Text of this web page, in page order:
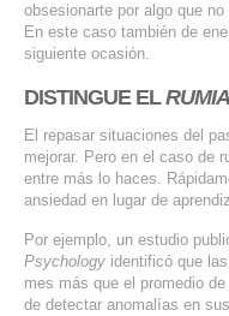
obsesionarte por algo que
En este caso también de
siguiente ocasión.
DISTINGUE EL
El repasar situaciones del
mejorar. Pero en el caso de
entre más lo haces.
ansiedad en lugar de
Por ejemplo, un estudio
Psychology identificó que
mes más que el promedio
de detectar anomalías en